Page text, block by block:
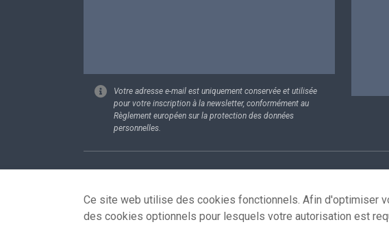
Votre adresse e-mail est uniquement conservée et utilisée
pour votre inscription à la newsletter, conformément au
Règlement européen sur la protection des données
personnelles.
Ce site web utilise des cookies fonctionnels. Afin d'optimiser
des cookies optionnels pour lesquels votre autorisation est